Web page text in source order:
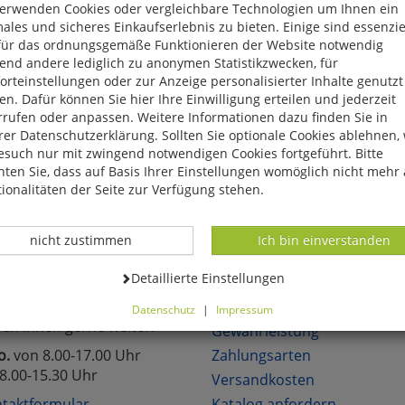
das Produkt oder die Kategorie, die Sie versucht haben zu
uns, wenn Sie sich in unserem Onlineshop mit unseren
neue Angebote Über 6.000 lieferbare
Fragen?
Ihnen gerne weiter.
von 8.00-17.00 Uhr
15.30 Uhr
KUNDENSERVICE
Über uns
Gewährleistung
Zahlungsarten
Versandkosten
Cookies oder vergleichbare Technologien um Ihnen ein
und sicheres Einkaufserlebnis zu bieten. Einige sind
das ordnungsgemäße Funktionieren der Website notwendig
andere lediglich zu anonymen Statistikzwecken, für
oder zur Anzeige personalisierter Inhalte genutzt
Dafür können Sie hier Ihre Einwilligung erteilen und jederzeit
oder anpassen. Weitere Informationen dazu finden Sie in
Datenschutzerklärung. Sollten Sie optionale Cookies ablehnen,
nur mit zwingend notwendigen Cookies fortgeführt. Bitte
Sie, dass auf Basis Ihrer Einstellungen womöglich nicht mehr
der Seite zur Verfügung stehen.
Datenverarbeitung -
Ich bin einverstanden
Datenverarbeitung -
nicht zustimmen
Datenverarbeitung -
Detaillierte Einstellungen
Datenschutz | Impressum
ablehnen, wird Ihr Besuch nur mit zwingend notwendigen
Bitte beachten Sie, dass auf Basis Ihrer Einstellungen
alle Funktionalitäten der Seite zur Verfügung stehen.
können Sie die Einstellungen jederzeit widerrufen